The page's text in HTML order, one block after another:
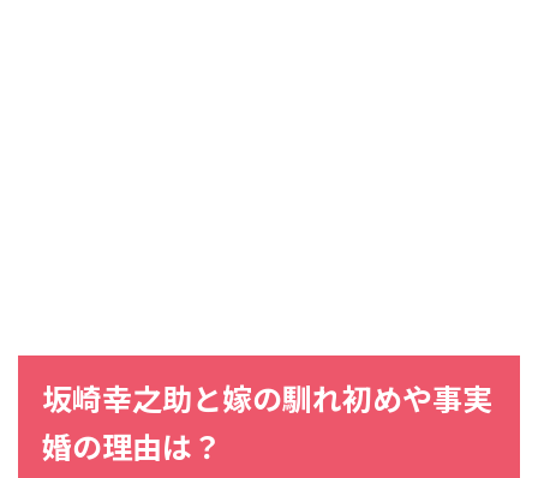
坂崎幸之助と嫁の馴れ初めや事実
婚の理由は？